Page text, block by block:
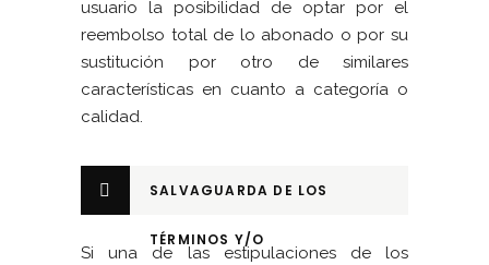
usuario la posibilidad de optar por el
reembolso total de lo abonado o por su
sustitución por otro de similares
características en cuanto a categoría o
calidad.
SALVAGUARDA DE LOS
TÉRMINOS Y/O
Si una de las estipulaciones de los